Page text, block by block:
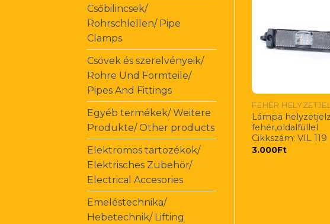
Csőbilincsek/
Rohrschlellen/ Pipe
Clamps
Csövek és szerelvényeik/
Rohre Und Formteile/
Pipes And Fittings
Egyéb termékek/ Weitere
Produkte/ Other products
Elektromos tartozékok/
Elektrisches Zubehör/
Electrical Accesories
Emeléstechnika/
Hebetechnik/ Lifting
Lámpa
fehér,oldalfüllel
Cikkszám: VIL 119
3.000Ft